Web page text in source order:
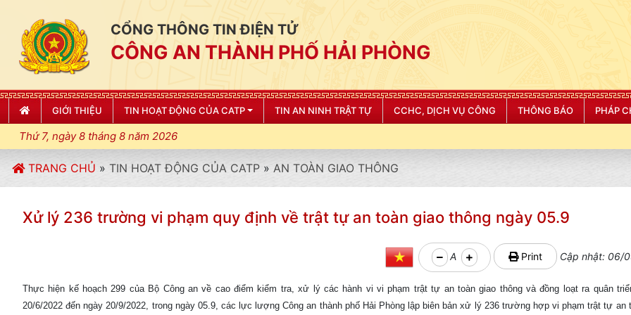
CỔNG THÔNG TIN ĐIỆN TỬ
CÔNG AN THÀNH PHỐ HẢI PHÒNG
GIỚI THIỆU TIN HOẠT ĐỘNG CỦA CATP TIN AN NINH TRẬT TỰ CCHC, DỊCH VỤ CÔNG THÔNG BÁO PHÁP
Thứ 7, ngày 8 tháng 8 năm 2026
TRANG CHỦ » TIN HOẠT ĐỘNG CỦA CATP » AN TOÀN GIAO THÔNG
Xử lý 236 trường vi phạm quy định về trật tự an toàn giao thông ngày 05.9
A Print Cập nhật: 06/
Thực hiện kế hoạch 299 của Bộ Công an về cao điểm kiểm tra, xử lý các hành vi vi phạm trật tự an toàn giao thông và đồng loạt ra quân
20/6/2022 đến ngày 20/9/2022, trong ngày 05.9, các lực lượng Công an thành phố Hải Phòng lập biên bản xử lý 236 trường hợp vi phạm trật tự an